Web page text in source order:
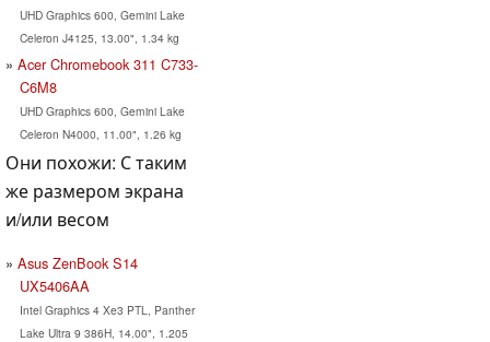
UHD Graphics 600, Gemini Lake
Celeron J4125, 13.00", 1.34 kg
Acer Chromebook 311 C733-
C6M8
UHD Graphics 600, Gemini Lake
Celeron N4000, 11.00", 1.26 kg
Они похожи: С таким
же размером экрана
и/или весом
Asus ZenBook S14
UX5406AA
Intel Graphics 4 Xe3 PTL, Panther
Lake Ultra 9 386H, 14.00", 1.205